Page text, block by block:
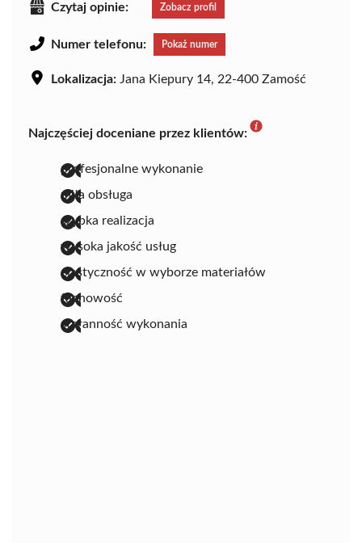
Czytaj opinie: Zobacz profil
Numer telefonu: Pokaż numer
Lokalizacja: Jana Kiepury 14, 22-400 Zamość
Najczęściej doceniane przez klientów:
profesjonalne wykonanie
miła obsługa
szybka realizacja
wysoka jakość usług
elastyczność w wyborze materiałów
fachowość
staranność wykonania